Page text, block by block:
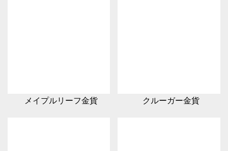
メイプルリーフ金貨 クルーガー金貨